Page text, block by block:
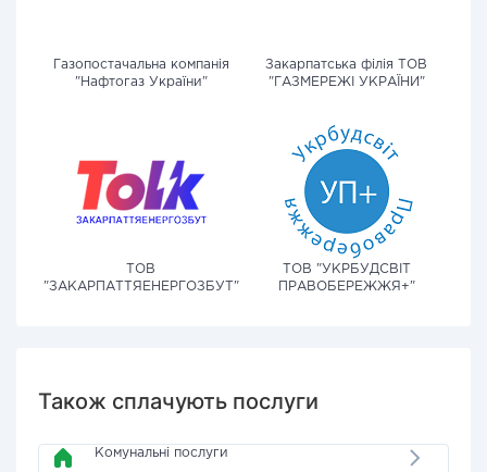
Газопостачальна компанія
"Нафтогаз України"
Закарпатська філія ТОВ
"ГАЗМЕРЕЖІ УКРАЇНИ"
ТОВ
"ЗАКАРПАТТЯЕНЕРГОЗБУТ"
ТОВ "УКРБУДСВІТ
ПРАВОБЕРЕЖЖЯ+"
Також сплачують послуги
Комунальні послуги